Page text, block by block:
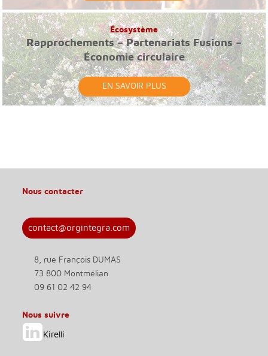
Écosystème
Rapprochements – Partenariats Fusions –
Économie circulaire
EN SAVOIR PLUS
Nous contacter
contact@orgintegra.com
8, rue François DUMAS
73 800 Montmélian
09 61 02 42 94
Nous suivre
Kirelli